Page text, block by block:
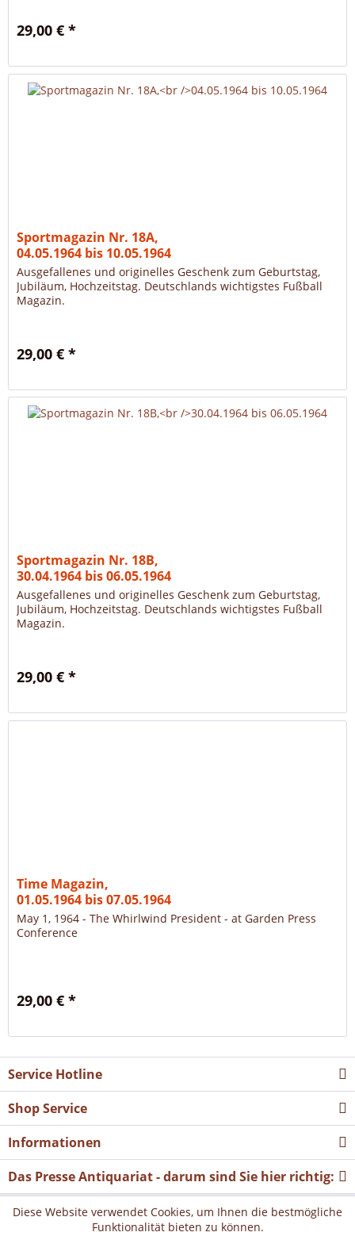
29,00 € *
Sportmagazin Nr. 18A,
04.05.1964 bis 10.05.1964
Ausgefallenes und originelles Geschenk zum Geburtstag,
Jubiläum, Hochzeitstag. Deutschlands wichtigstes Fußball
Magazin.
29,00 € *
Sportmagazin Nr. 18B,
30.04.1964 bis 06.05.1964
Ausgefallenes und originelles Geschenk zum Geburtstag,
Jubiläum, Hochzeitstag. Deutschlands wichtigstes Fußball
Magazin.
29,00 € *
Time Magazin,
01.05.1964 bis 07.05.1964
May 1, 1964 - The Whirlwind President - at Garden Press
Conference
29,00 € *
Service Hotline
Shop Service
Informationen
Das Presse Antiquariat - darum sind Sie hier richtig:
Diese Website verwendet Cookies, um Ihnen die bestmögliche
Funktionalität bieten zu können.